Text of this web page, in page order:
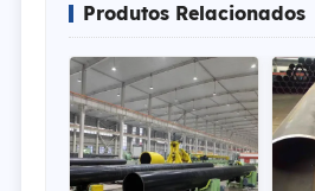
Produtos Relacionados